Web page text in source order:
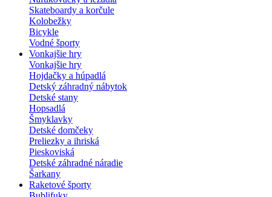
Skateboardy a korčule
Kolobežky
Bicykle
Vodné športy
Vonkajšie hry
Vonkajšie hry
Hojdačky a húpadlá
Detský záhradný nábytok
Detské stany
Hopsadlá
Šmyklavky
Detské domčeky
Preliezky a ihriská
Pieskoviská
Detské záhradné náradie
Šarkany
Raketové športy